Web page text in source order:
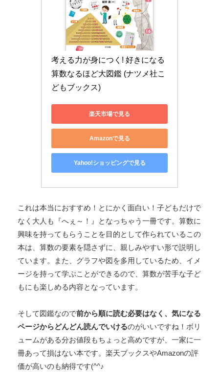
考える力が身につく! 好きになる
算数なるほど大図鑑 (ナツメ社こ
どもブックス)
楽天市場で見る
Amazonで見る
Yahoo!ショッピングで見る
これは本当におすすめ！とにかく面白い！子どもだけで
なく大人も『へぇ～！』となっちゃう一冊です。算数に
興味を持ってもらうことを目的として作られているこの
本は、算数の要素を隠さずに、親しみやすい形で説明し
ています。また、グラフや図を多用しているため、イメ
ージを持って学ぶことができるので、算数が苦手な子ど
もにも楽しめる内容となっています。
そして図鑑なので前から順に読む必要はなく、気になる
ページからどんどん読んでいけるのがいいですね！ボリ
ュームがある分お値段もちょっと高めですが、一家に一
冊あって損はない本です。楽天ブックスやAmazonの評
価が高いのも納得です(^^♪